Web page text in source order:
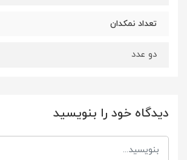
تعداد نمکدان
دو عدد
دیدگاه خود را بنویسید